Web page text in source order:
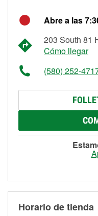
Abre a las
203 South 81
Cómo llegar
(580) 252-
Horario de tienda